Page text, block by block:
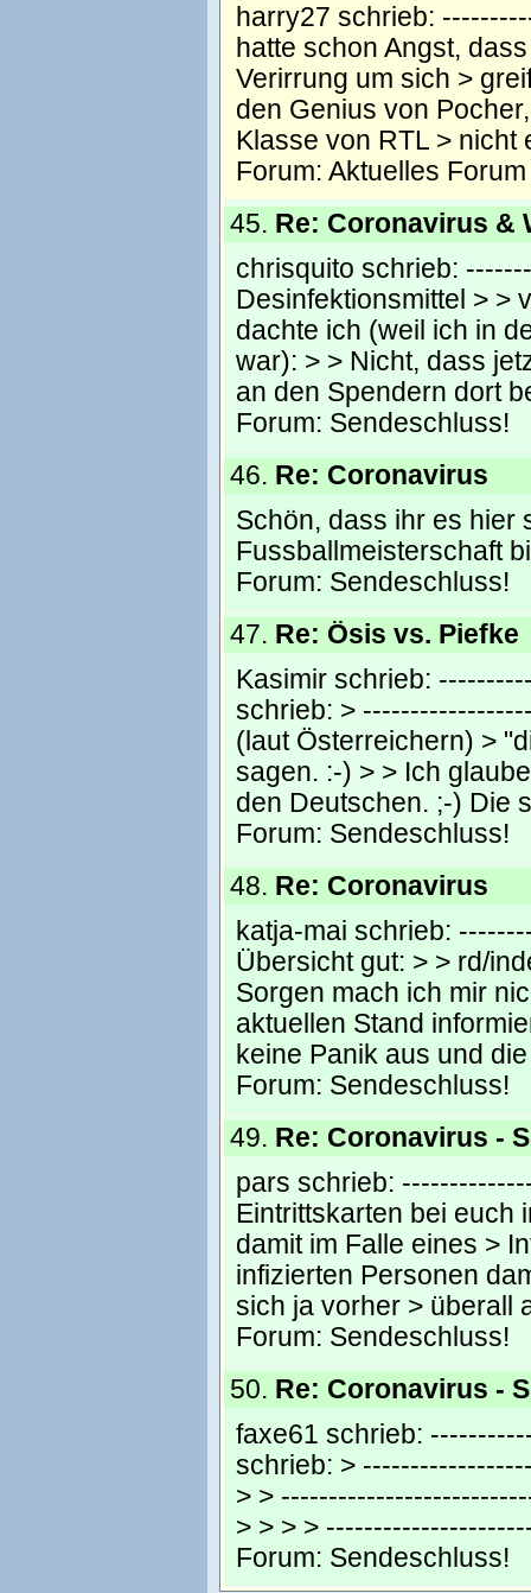
harry27 schrieb:
hatte schon Angst,
Verirrung um sich >
den Genius von
Klasse von RTL > nicht
Forum: Aktuelles Forum
45. Re: Coronavirus &
chrisquito schrieb:
Desinfektionsmittel > >
dachte ich (weil ich in
war): > > Nicht, dass
an den Spendern dort
Forum: Sendeschluss!
46. Re: Coronavirus
Schön, dass ihr es hier
Fussballmeisterschaft
Forum: Sendeschluss!
47. Re: Ösis vs. Piefke
Kasimir schrieb:
schrieb: >
(laut Österreichern) >
sagen. :-) > > Ich
den Deutschen. ;-) Die
Forum: Sendeschluss!
48. Re: Coronavirus
katja-mai schrieb:
Übersicht gut: > > rd/
Sorgen mach ich mir
aktuellen Stand
keine Panik aus und
Forum: Sendeschluss!
49. Re: Coronavirus -
pars schrieb:
Eintrittskarten bei euch
damit im Falle eines >
infizierten Personen
sich ja vorher > überall
Forum: Sendeschluss!
50. Re: Coronavirus -
faxe61 schrieb:
schrieb: >
> >
> > > >
Forum: Sendeschluss!